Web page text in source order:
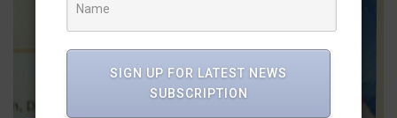
SIGN UP FOR LATEST NEWS
SUBSCRIPTION